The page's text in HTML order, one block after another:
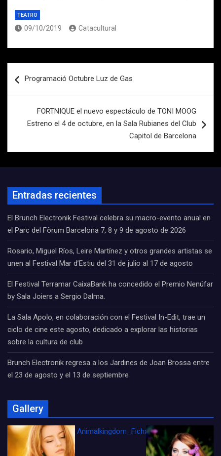
TEATRO
09/10/2019 Catacultural
de
Programació Octubre Luz de Gas
FORTNIQUE el nuevo espectáculo de TONI MOOG
Estreno el 4 de octubre, en la Sala Rubianes del Club
Capitol de Barcelona
Entradas recientes
El Brunch Electronik Festival celebra su macro-evento anual en
el Parc del Fòrum Barcelona 7, 8 y 9 de agosto de 2026
Rosario, Miguel Ríos, Leire Martínez y otros grandes artistas se
unen al Festival Mar d’Estiu del 31 de julio al 17 de agosto
El Festival Terramar CaixaBank ha concedido el Premio Nenúfar
by Sala Joiers a Sergio Dalma.
La Sala Apolo, en colaboración con el Festival In-Edit, trae un
ciclo de cine este agosto, dedicado a explorar las historias
sobre la cultura de club
Brunch Electronik regresa a los Jardines de Joan Brossa entre
el 23 de agosto y el 13 de septiembre
Gallery
Animalkingdom_FichaCine